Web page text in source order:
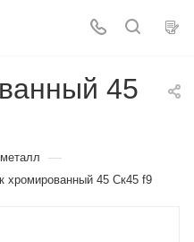
45
—
хромированный 45 Ск45 f9